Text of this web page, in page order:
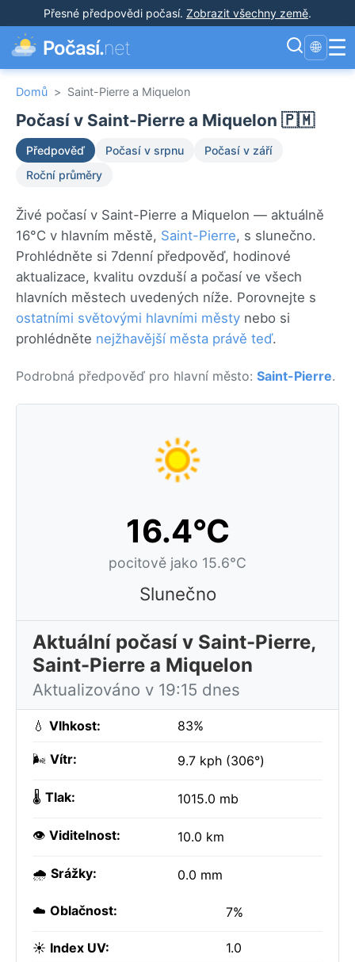
Přesné předpovědi počasí. Zobrazit všechny země.
Počasí.net 🌐 ☰
Domů > Saint-Pierre a Miquelon
Počasí v Saint-Pierre a Miquelon 🇵🇲
Předpověď Počasí v srpnu
Počasí v září
Roční průměry
Živé počasí v Saint-Pierre a Miquelon — aktuálně
16°C v hlavním městě, Saint-Pierre, s slunečno.
Prohlédněte si 7denní předpověď, hodinové
aktualizace, kvalitu ovzduší a počasí ve všech
hlavních městech uvedených níže. Porovnejte s
ostatními světovými hlavními městy nebo si
prohlédněte nejžhavější města právě teď.
Podrobná předpověď pro hlavní město: Saint-Pierre.
16.4°C
pocitově jako 15.6°C
Slunečno
Aktuální počasí v Saint-Pierre,
Saint-Pierre a Miquelon
Aktualizováno v 19:15 dnes
💧 Vlhkost: 83%
🌬️ Vítr: 9.7 kph (306°)
🌡️ Tlak: 1015.0 mb
👁️ Viditelnost: 10.0 km
🌧️ Srážky: 0.0 mm
☁️ Oblačnost: 7%
☀️ Index UV: 1.0